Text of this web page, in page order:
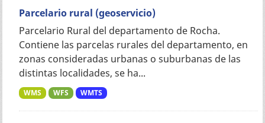
Parcelario rural (geoservicio)
Parcelario Rural del departamento de Rocha.
Contiene las parcelas rurales del departamento, en
zonas consideradas urbanas o suburbanas de las
distintas localidades, se ha...
WMS WFS WMTS